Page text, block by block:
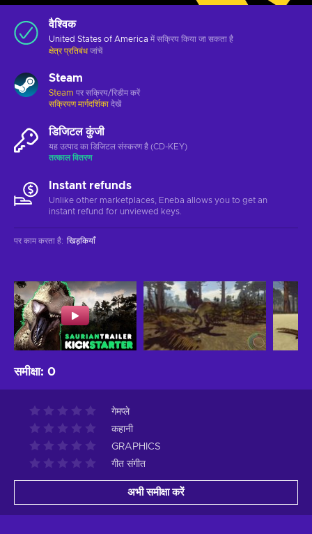
वैश्विक
United States of America में सक्रिय किया जा सकता है
क्षेत्र प्रतिबंध जांचें
Steam
Steam पर सक्रिय/रिडीम करें
सक्रियण मार्गदर्शिका देखें
डिजिटल कुंजी
यह उत्पाद का डिजिटल संस्करण है (CD-KEY)
तत्काल वितरण
Instant refunds
Unlike other marketplaces, Eneba allows you to get an
instant refund for unviewed keys.
पर काम करता है: खिड़कियाँ
समीक्षा: 0
गेमप्ले
कहानी
GRAPHICS
गीत संगीत
अभी समीक्षा करें